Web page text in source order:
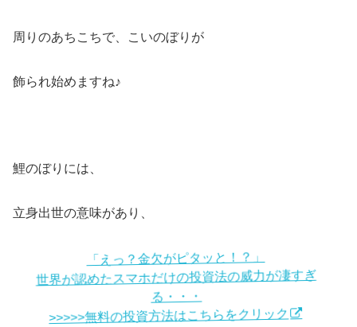
周りのあちこちで、こいのぼりが
飾られ始めますね♪
鯉のぼりには、
立身出世の意味があり、
「えっ？金欠がピタッと！？」
世界が認めたスマホだけの投資法の威力が凄すぎ
る・・・
>>>>>無料の投資方法はこちらをクリック